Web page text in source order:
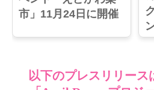
市」11月24日に開催
以下のプレスリリース